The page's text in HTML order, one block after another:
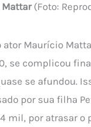
(Foto:
Maurício
se complicou
se afundou.
por sua filha
mil, por atrasar o